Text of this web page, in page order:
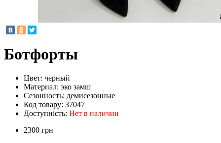
Ботфорты
Цвет: черный
Материал: эко замш
Сезонность: демисезонные
Код товару: 37047
Доступність: Нет в наличии
2300 грн